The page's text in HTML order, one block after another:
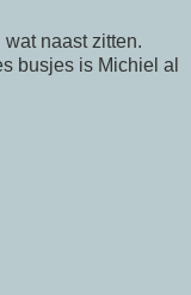
naast zitten.
busjes is Michiel al